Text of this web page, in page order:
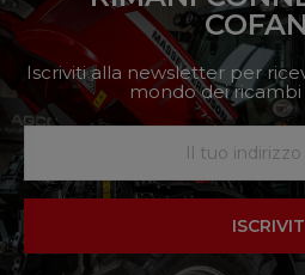
Iscriviti alla newsletter per
mondo dei